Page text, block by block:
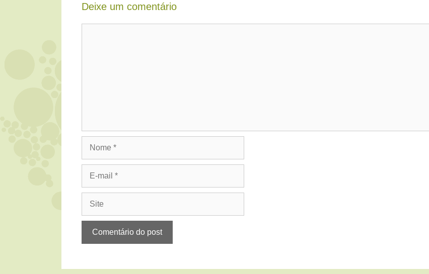
Deixe um comentário